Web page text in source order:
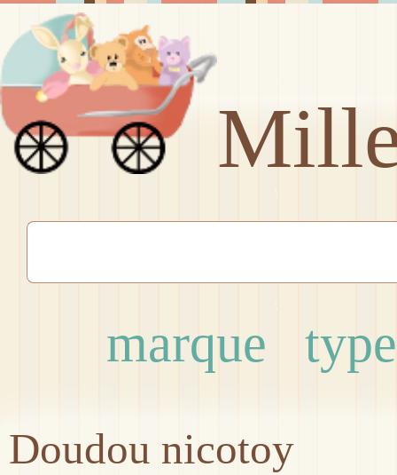
marque type
Doudou nicotoy